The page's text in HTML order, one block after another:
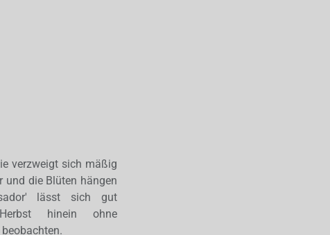
verzweigt sich mäßig
und die Blüten hängen
lässt sich gut
hinein ohne